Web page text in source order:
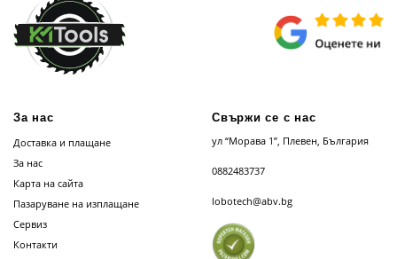
За нас
Доставка и плащане
За нас
Карта на сайта
Пазаруване на изплащане
Сервиз
Контакти
Свържи се с нас
ул “Морава 1”, Плевен, България
0882483737
lobotech@abv.bg